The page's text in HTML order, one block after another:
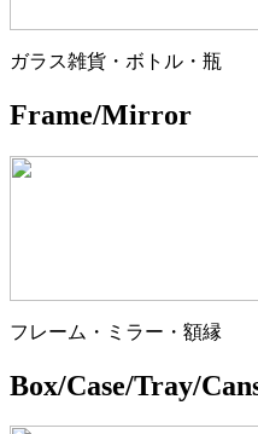
ガラス雑貨・ボトル・瓶
Frame/Mirror
フレーム・ミラー・額縁
Box/Case/Tray/